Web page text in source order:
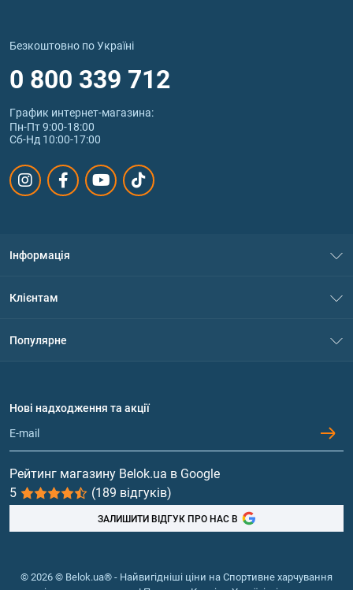
Безкоштовно по Україні
0 800 339 712
График интернет‑магазина:
Пн-Пт 9:00-18:00
Сб-Нд 10:00-17:00
Інформація
Політика конфіденційності
Обмін та повернення
Клієнтам
Популярне
Протеїн
Гейнери
Вітаміни та мінерали
Риб'ячий жир, жирні кислоти
Нові надходження та акції
Рейтинг магазину Belok.ua в Google
5
(189 відгуків)
ЗАЛИШИТИ ВІДГУК ПРО НАС В
© 2026 © Belok.ua® - Найвигідніші ціни на Спортивне харчування